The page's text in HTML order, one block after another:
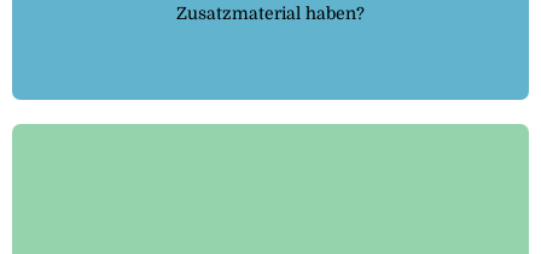
Zusatzmaterial haben?